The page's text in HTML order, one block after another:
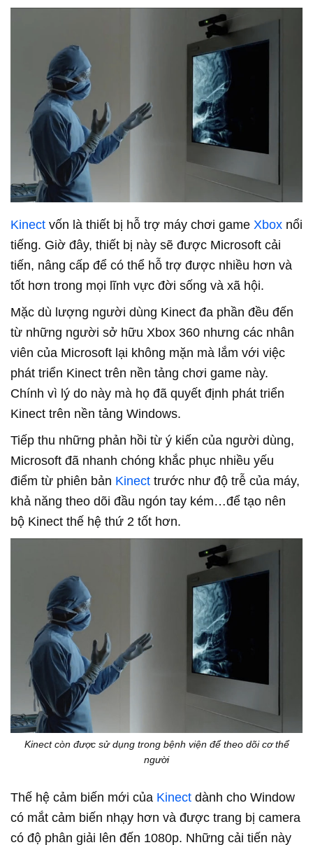
Kinect vốn là thiết bị hỗ trợ máy chơi game Xbox nổi
tiếng. Giờ đây, thiết bị này sẽ được Microsoft cải
tiến, nâng cấp để có thể hỗ trợ được nhiều hơn và
tốt hơn trong mọi lĩnh vực đời sống và xã hội.
Mặc dù lượng người dùng Kinect đa phần đều đến
từ những người sở hữu Xbox 360 nhưng các nhân
viên của Microsoft lại không mặn mà lắm với việc
phát triển Kinect trên nền tảng chơi game này.
Chính vì lý do này mà họ đã quyết định phát triển
Kinect trên nền tảng Windows.
Tiếp thu những phản hồi từ ý kiến của người dùng,
Microsoft đã nhanh chóng khắc phục nhiều yếu
điểm từ phiên bản Kinect trước như độ trễ của máy,
khả năng theo dõi đầu ngón tay kém…để tạo nên
bộ Kinect thế hệ thứ 2 tốt hơn.
Kinect còn được sử dụng trong bệnh viện để theo dõi cơ thể
người
Thế hệ cảm biến mới của Kinect dành cho Window
có mắt cảm biến nhạy hơn và được trang bị camera
có độ phân giải lên đến 1080p. Những cải tiến này